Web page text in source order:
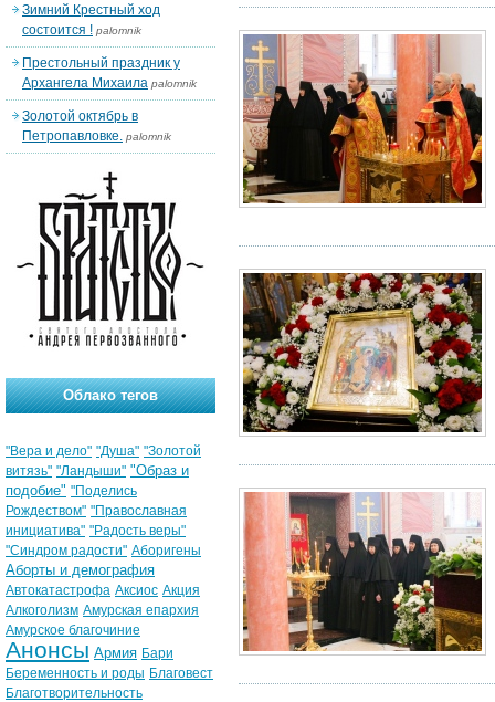
Зимний Крестный ход
состоится ! palomnik
Престольный праздник у
Архангела Михаила palomnik
Золотой октябрь в
Петропавловке. palomnik
Облако тегов
"Вера и дело" "Душа" "Золотой
витязь" "Ландыши" "Образ и
подобие" "Поделись
Рождеством" "Православная
инициатива" "Радость веры"
"Синдром радости" Аборигены
Аборты и демография
Автокатастрофа Аксиос Акция
Алкоголизм Амурская епархия
Амурское благочиние
Анонсы Армия Бари
Беременность и роды Благовест
Благотворительность